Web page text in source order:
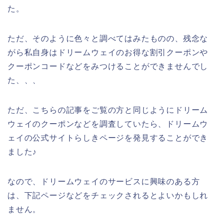
た。
ただ、そのように色々と調べてはみたものの、残念な
がら私自身はドリームウェイのお得な割引クーポンや
クーポンコードなどをみつけることができませんでし
た、、、
ただ、こちらの記事をご覧の方と同じようにドリーム
ウェイのクーポンなどを調査していたら、ドリームウ
ェイの公式サイトらしきページを発見することができ
ました♪
なので、ドリームウェイのサービスに興味のある方
は、下記ページなどをチェックされるとよいかもしれ
ません。